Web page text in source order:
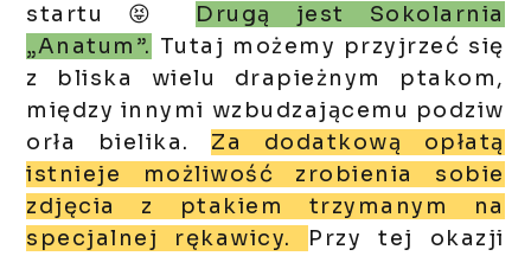
startu 😝 Drugą jest Sokolarnia
„Anatum”. Tutaj możemy przyjrzeć się
z bliska wielu drapieżnym ptakom,
między innymi wzbudzającemu podziw
orła bielika. Za dodatkową opłatą
istnieje możliwość zrobienia sobie
zdjęcia z ptakiem trzymanym na
specjalnej rękawicy. Przy tej okazji